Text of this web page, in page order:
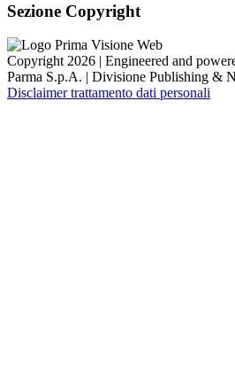
Sezione Copyright
Copyright 2026 | Engineered and
Parma S.p.A. | Divisione Publishing &
Disclaimer trattamento dati personali